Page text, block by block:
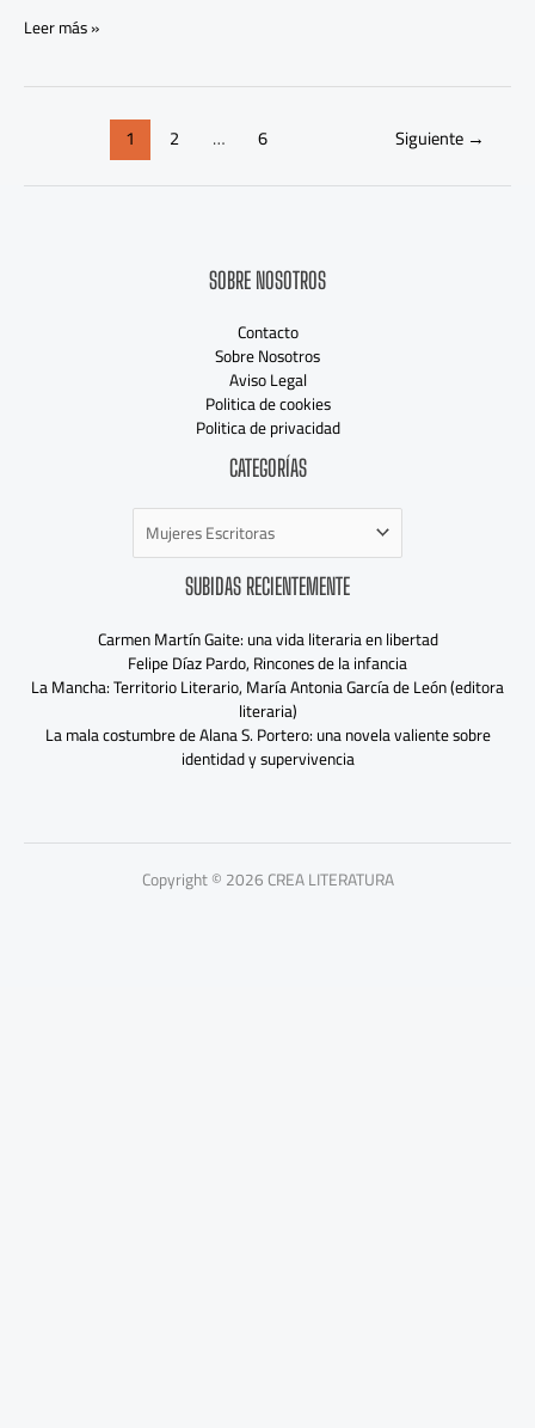
Leer más »
1 2 … 6 Siguiente →
SOBRE NOSOTROS
Contacto
Sobre Nosotros
Aviso Legal
Politica de cookies
Politica de privacidad
CATEGORÍAS
SUBIDAS RECIENTEMENTE
Carmen Martín Gaite: una vida literaria en libertad
Felipe Díaz Pardo, Rincones de la infancia
La Mancha: Territorio Literario, María Antonia García de León (editora
literaria)
La mala costumbre de Alana S. Portero: una novela valiente sobre
identidad y supervivencia
Copyright © 2026 CREA LITERATURA